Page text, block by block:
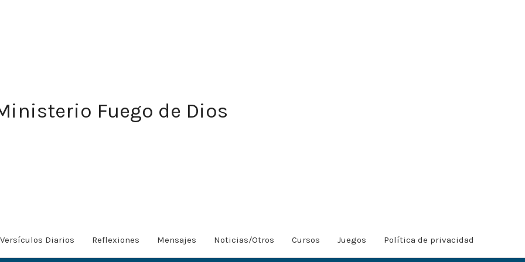
Fuego de Dios
Versículos Diarios Reflexiones Mensajes Noticias/Otros Cursos Juegos Política de privacidad